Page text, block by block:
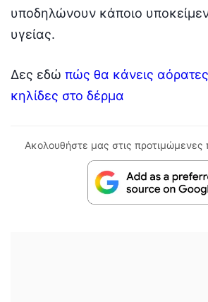
υποδηλώνουν κάποιο
υγείας.
Δες εδώ πώς θα κάνεις
κηλίδες στο δέρμα
Ακολουθήστε μας στις προτιμώμενες